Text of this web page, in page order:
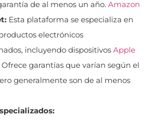
de al menos un año. Amazon
Esta plataforma se especializa en
electrónicos
incluyendo dispositivos Apple
garantías que varían según el
generalmente son de al menos